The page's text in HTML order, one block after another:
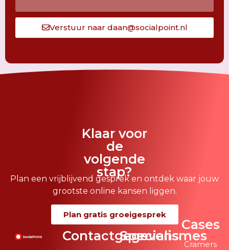
Verstuur naar daan@socialpoint.nl
Klaar voor
de
volgende
stap?
Plan een vrijblijvend gesprek en ontdek waar jouw
grootste online kansen liggen.
Plan gratis groeigesprek
Contactgegevens
Specialismes
Cases
Cramers